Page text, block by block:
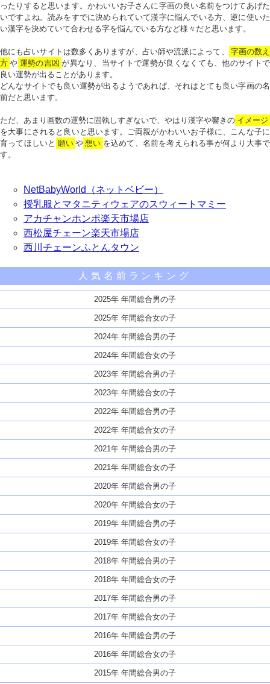
ったりすると思います。かわいいお子さんに字画の良い名前をつけてあげた
いですよね。読みをすでに決められていて漢字に悩んでいる方、逆に使いた
い漢字を決めていて合わせる字を悩んでいる方など様々だと思います。
他にも占いサイトは数多くありますが、占い師や流派によって、
字画の数え
方 や 運勢の吉凶 が異なり、当サイトで運勢が良くなくても、他のサイトで
良い運勢が出ることがあります。
どんなサイトでも良い運勢が出るようであれば、それはとても良い字画の名
前だと思います。
ただ、あまり画数の運勢に固執しすぎないで、やはり漢字や響きの イメージ
を大事にされると良いと思います。ご両親がかわいいお子様に、こんな子に
育ってほしいと 願い や 想い を込めて、名前を考えられる事が何より大事で
す。
NetBabyWorld（ネットベビー）
授乳服とマタニティウェアのスウィートマミー
アカチャンホンポ楽天市場店
西松屋チェーン楽天市場店
西川チェーンふとんタウン
人気名前ランキング
2025年 年間総合男の子
2025年 年間総合女の子
2024年 年間総合男の子
2024年 年間総合女の子
2023年 年間総合男の子
2023年 年間総合女の子
2022年 年間総合男の子
2022年 年間総合女の子
2021年 年間総合男の子
2021年 年間総合女の子
2020年 年間総合男の子
2020年 年間総合女の子
2019年 年間総合男の子
2019年 年間総合女の子
2018年 年間総合男の子
2018年 年間総合女の子
2017年 年間総合男の子
2017年 年間総合女の子
2016年 年間総合男の子
2016年 年間総合女の子
2015年 年間総合男の子